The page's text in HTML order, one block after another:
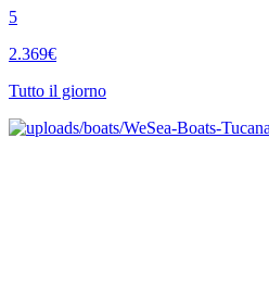
5
2.369€
Tutto il giorno